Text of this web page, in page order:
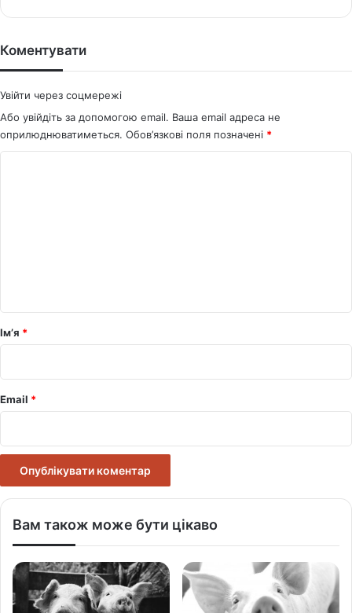
Коментувати
Увійти через соцмережі
Або увійдіть за допомогою email. Ваша email адреса не
оприлюднюватиметься. Обов’язкові поля позначені *
р
*
Ім’я *
Email *
Вам також може бути цікаво